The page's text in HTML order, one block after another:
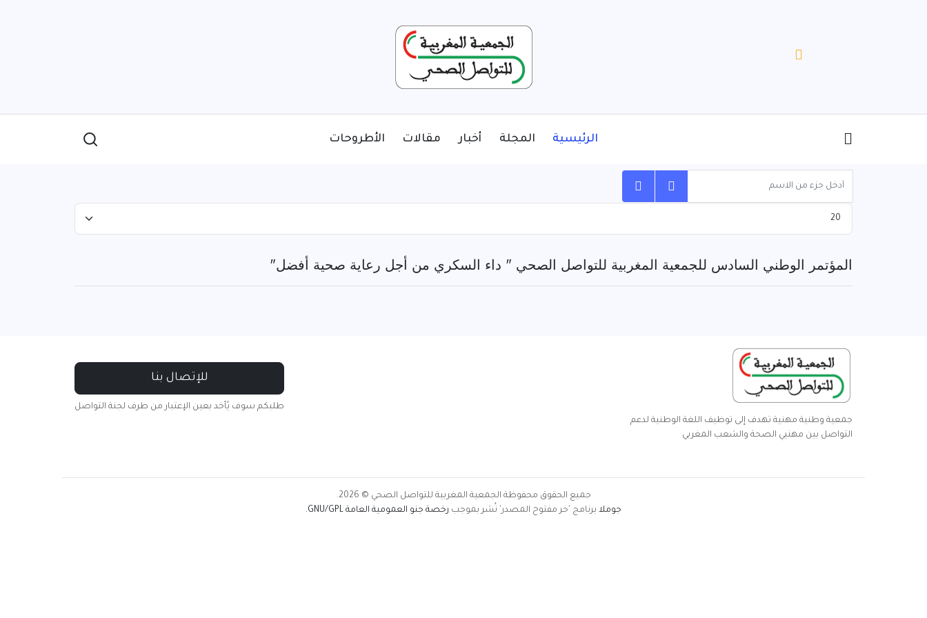
الرئيسية المجلة أخبار مقالات الأطروحات
عدد الإظهارات:
المؤتمر الوطني السادس للجمعية المغربية للتواصل الصحي " داء السكري من أجل رعاية صحية أفضل"
جمعية وطنية مهنية تهدف إلى توظيف اللغة الوطنية لدعم
التواصل بين مهنيي الصحة والشعب المغربي
للإتصال بنا
طلبكم سوف يُأخد بعين الإعتبار من طرف لجنة التواصل
جميع الحقوق محفوظة الجمعية المغربية للتواصل الصحي © 2026.
جوملا برنامج 'حر مفتوح المصدر' نُشر بموجب رخصة جنو العمومية العامة GNU/GPL.